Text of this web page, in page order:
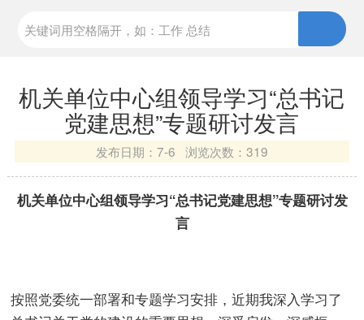
机关单位中心组领导学习“总书记
党建思想”专题研讨发言
发布日期： 7-6 浏览次数： 319
机关单位中心组领导学习“总书记党建思想”专题研讨发
言
按照党委统一部署和专题学习安排，近期我深入学习了